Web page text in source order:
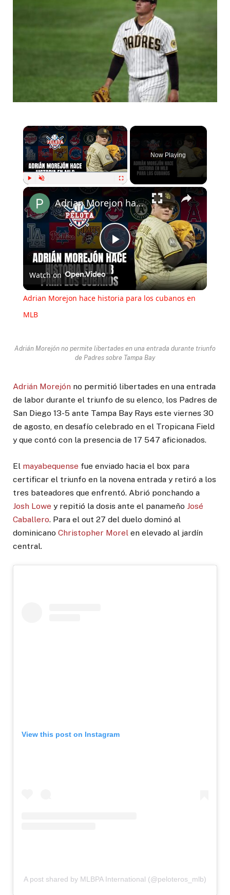
Play
Now Playing
Play
Video
Adrian Morejon hace historia para los cubanos en MLB
Watch on
Adrian Morejon hace historia para los cubanos en
MLB
Adrián Morejón no permite libertades en una entrada durante triunfo
de Padres sobre Tampa Bay
Adrián Morejón no permitió libertades en una entrada
de labor durante el triunfo de su elenco, los Padres de
San Diego 13-5 ante Tampa Bay Rays este viernes 30
de agosto, en desafío celebrado en el Tropicana Field
y que contó con la presencia de 17 547 aficionados.
El mayabequense fue enviado hacia el box para
certificar el triunfo en la novena entrada y retiró a los
tres bateadores que enfrentó. Abrió ponchando a
Josh Lowe y repitió la dosis ante el panameño José
Caballero. Para el out 27 del duelo dominó al
dominicano Christopher Morel en elevado al jardín
central.
View this post on Instagram
A post shared by MLBPA International (@peloteros_mlb)